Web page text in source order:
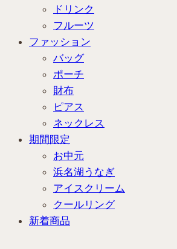
ドリンク
フルーツ
ファッション
バッグ
ポーチ
財布
ピアス
ネックレス
期間限定
お中元
浜名湖うなぎ
アイスクリーム
クールリング
新着商品